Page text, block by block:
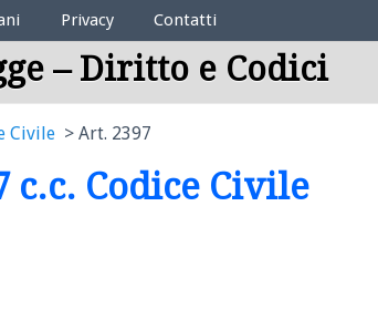
Privacy Contatti
– Diritto e Codici
Civile Art. 2397
c.c. Codice Civile